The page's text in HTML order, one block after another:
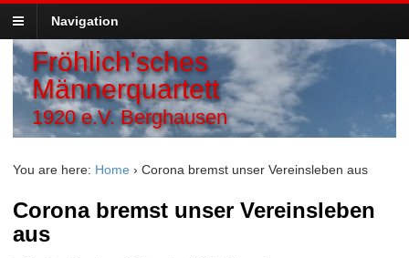
Navigation
Fröhlich'sches
Männerquartett
1920 e.V. Berghausen
You are here: Home › Corona bremst unser Vereinsleben aus
Corona bremst unser Vereinsleben
aus